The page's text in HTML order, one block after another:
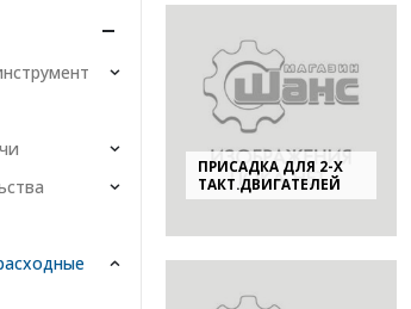
ПРИСАДКА ДЛЯ 2-Х
ТАКТ.ДВИГАТЕЛЕЙ